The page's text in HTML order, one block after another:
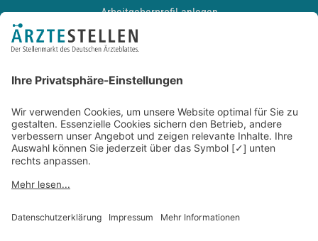
Arbeitgeberprofil anlegen
Recruiting-Podcast
Kontakt
Datenschutz
Newsletter